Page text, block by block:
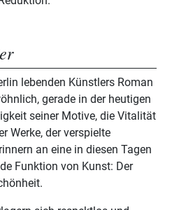
lebenden Künstlers Roman
gerade in der heutigen
seiner Motive, die Vitalität
Werke, der verspielte
an eine in diesen Tagen
Funktion von Kunst: Der